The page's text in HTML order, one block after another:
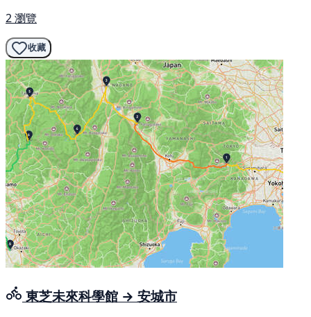
2 瀏覽
收藏
東芝未來科學館 → 安城市